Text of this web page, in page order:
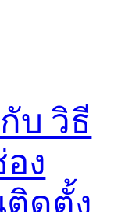
บ วิธี
ง